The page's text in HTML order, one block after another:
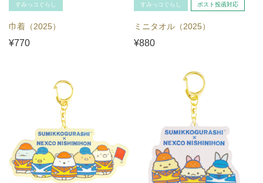
すみっコぐらし
巾着（2025）
¥770
すみっコぐらし ポスト投函対応
ミニタオル（2025）
¥880